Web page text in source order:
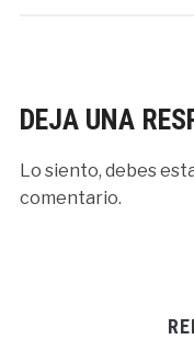
DEJA UNA
Lo siento, debes
comentario.